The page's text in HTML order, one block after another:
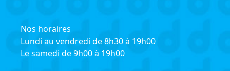
Nos horaires
Lundi au vendredi de 8h30 à 19h00
Le samedi de 9h00 à 19h00